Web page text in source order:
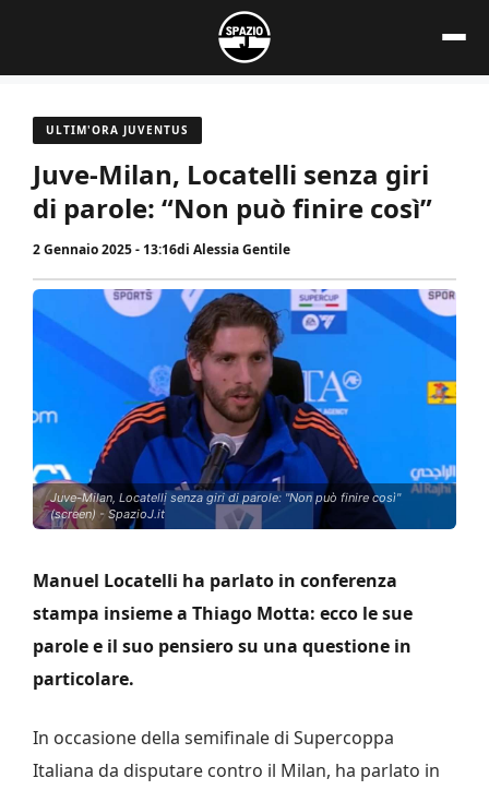
contenuto
ULTIM'ORA JUVENTUS
Juve-Milan, Locatelli senza giri
di parole: “Non può finire così”
2 Gennaio 2025 - 13:16di Alessia Gentile
Juve-Milan, Locatelli senza giri di parole: "Non può finire così"
(screen) - SpazioJ.it
Manuel Locatelli ha parlato in conferenza
stampa insieme a Thiago Motta: ecco le sue
parole e il suo pensiero su una questione in
particolare.
In occasione della semifinale di Supercoppa
Italiana da disputare contro il Milan, ha parlato in